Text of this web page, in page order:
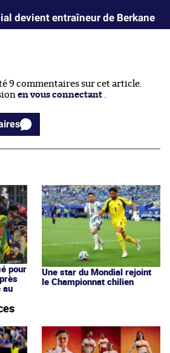
devient entraîneur de Berkane
9 commentaires sur cet article.
en vous connectant
pour
au
Une star du Mondial rejoint
le Championnat chilien